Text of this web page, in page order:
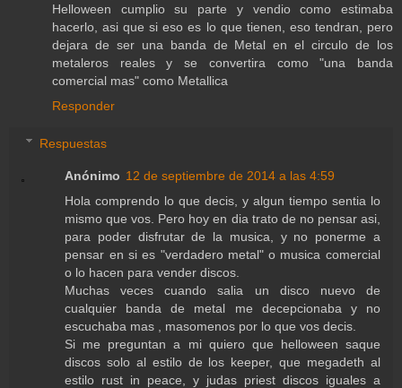
Helloween cumplio su parte y vendio como estimaba
hacerlo, asi que si eso es lo que tienen, eso tendran, pero
dejara de ser una banda de Metal en el circulo de los
metaleros reales y se convertira como "una banda
comercial mas" como Metallica
Responder
Respuestas
Anónimo 12 de septiembre de 2014 a las 4:59
Hola comprendo lo que decis, y algun tiempo sentia lo
mismo que vos. Pero hoy en dia trato de no pensar asi,
para poder disfrutar de la musica, y no ponerme a
pensar en si es "verdadero metal" o musica comercial
o lo hacen para vender discos.
Muchas veces cuando salia un disco nuevo de
cualquier banda de metal me decepcionaba y no
escuchaba mas , masomenos por lo que vos decis.
Si me preguntan a mi quiero que helloween saque
discos solo al estilo de los keeper, que megadeth al
estilo rust in peace, y judas priest discos iguales a